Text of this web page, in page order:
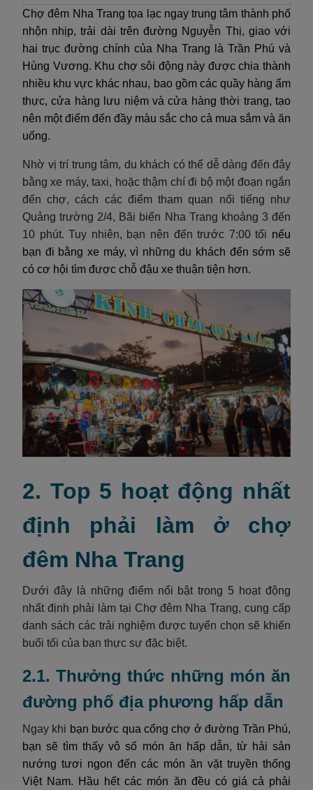
Chợ đêm Nha Trang tọa lạc ngay trung tâm thành phố
nhộn nhịp, trải dài trên đường Nguyễn Thị, giao với
hai trục đường chính của Nha Trang là Trần Phú và
Hùng Vương. Khu chợ sôi động này được chia thành
nhiều khu vực khác nhau, bao gồm các quầy hàng ẩm
thực, cửa hàng lưu niệm và cửa hàng thời trang, tạo
nên một điểm đến đầy màu sắc cho cả mua sắm và ăn
uống.
Nhờ vị trí trung tâm, du khách có thể dễ dàng đến đây
bằng xe máy, taxi, hoặc thậm chí đi bộ một đoạn ngắn
đến chợ, cách các điểm tham quan nổi tiếng như
Quảng trường 2/4, Bãi biển Nha Trang khoảng 3 đến
10 phút. Tuy nhiên, bạn nên đến trước 7:00 tối nếu
bạn đi bằng xe máy, vì những du khách đến sớm sẽ
có cơ hội tìm được chỗ đậu xe thuận tiện hơn.
2. Top 5 hoạt động nhất
định phải làm ở chợ
đêm Nha Trang
Dưới đây là những điểm nổi bật trong 5 hoạt động
nhất định phải làm tại Chợ đêm Nha Trang, cung cấp
danh sách các trải nghiệm được tuyển chọn sẽ khiến
buổi tối của bạn thực sự đặc biệt.
2.1. Thưởng thức những món ăn
đường phố địa phương hấp dẫn
Ngay khi bạn bước qua cổng chợ ở đường Trần Phú,
bạn sẽ tìm thấy vô số món ăn hấp dẫn, từ hải sản
nướng tươi ngon đến các món ăn vặt truyền thống
Việt Nam. Hầu hết các món ăn đều có giá cả phải